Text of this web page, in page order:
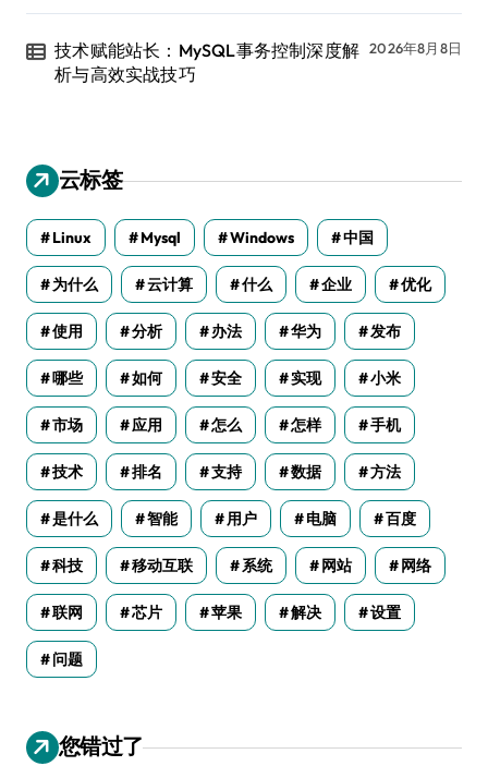
技术赋能站长：MySQL事务控制深度解
析与高效实战技巧
2026年8月8日
云标签
Linux Mysql Windows 中国
为什么 云计算 什么 企业 优化
使用 分析 办法 华为 发布
哪些 如何 安全 实现 小米
市场 应用 怎么 怎样 手机
技术 排名 支持 数据 方法
是什么 智能 用户 电脑 百度
科技 移动互联 系统 网站 网络
联网 芯片 苹果 解决 设置
问题
您错过了